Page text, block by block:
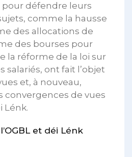
pour défendre leurs
comme la hausse
des allocations de
des bourses pour
la réforme de la loi sur
salariés, ont fait l’objet
et, à nouveau,
convergences de vues
Lénk.
et déi Lénk